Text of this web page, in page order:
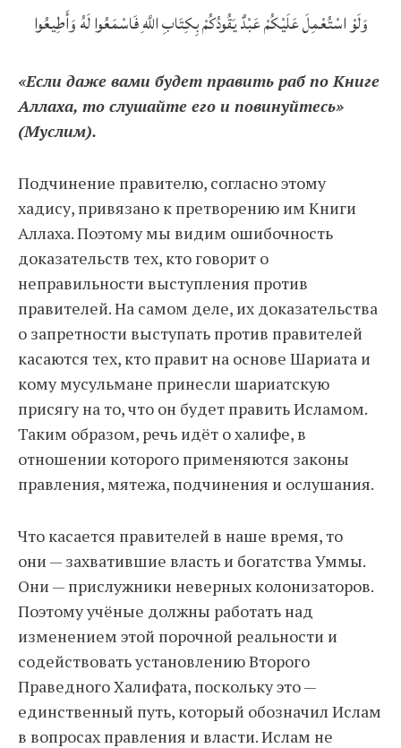
وَلَوْ اسْتُعْمِلَ عَلَيْكُمْ عَبْدٌ يَقُودُكُمْ بِكِتَابِ اللَّهِ فَاسْمَعُوا لَهُ وَأَطِيعُوا
«Если даже вами будет править раб по Книге
Аллаха, то слушайте его и повинуйтесь»
(Муслим).
Подчинение правителю, согласно этому
хадису, привязано к претворению им Книги
Аллаха. Поэтому мы видим ошибочность
доказательств тех, кто говорит о
неправильности выступления против
правителей. На самом деле, их доказательства
о запретности выступать против правителей
касаются тех, кто правит на основе Шариата и
кому мусульмане принесли шариатскую
присягу на то, что он будет править Исламом.
Таким образом, речь идёт о халифе, в
отношении которого применяются законы
правления, мятежа, подчинения и ослушания.
Что касается правителей в наше время, то
они — захватившие власть и богатства Уммы.
Они — прислужники неверных колонизаторов.
Поэтому учёные должны работать над
изменением этой порочной реальности и
содействовать установлению Второго
Праведного Халифата, поскольку это —
единственный путь, который обозначил Ислам
в вопросах правления и власти. Ислам не